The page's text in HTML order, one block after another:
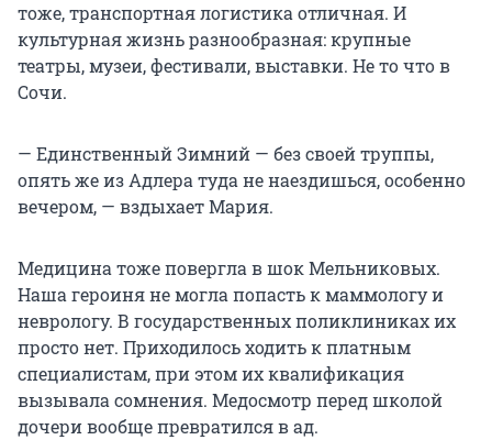
тоже, транспортная логистика отличная. И
культурная жизнь разнообразная: крупные
театры, музеи, фестивали, выставки. Не то что в
Сочи.
— Единственный Зимний — без своей труппы,
опять же из Адлера туда не наездишься, особенно
вечером, — вздыхает Мария.
Медицина тоже повергла в шок Мельниковых.
Наша героиня не могла попасть к маммологу и
неврологу. В государственных поликлиниках их
просто нет. Приходилось ходить к платным
специалистам, при этом их квалификация
вызывала сомнения. Медосмотр перед школой
дочери вообще превратился в ад.